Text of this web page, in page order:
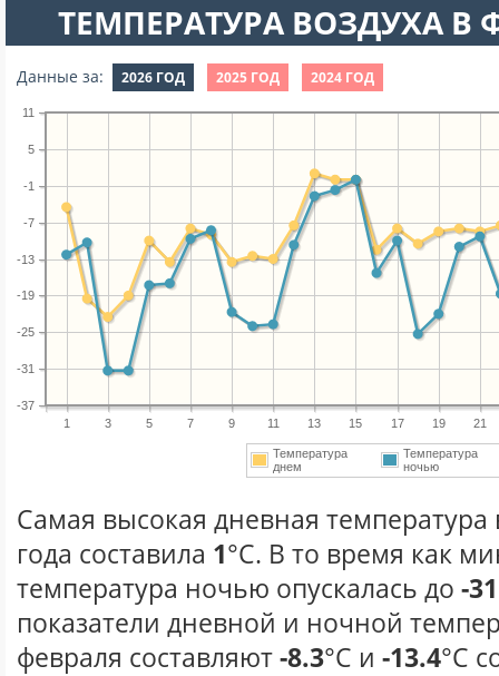
ТЕМПЕРАТУРА ВОЗДУХА В
Данные за: 2026 ГОД 2025 ГОД 2024 ГОД
1 3 5 7 9 11 13 15 17 19 21
-37
-31
-25
-19
-13
-7
-1
5
11
Температура
днем
Температура
ночью
Самая высокая дневная температура
года составила 1°С. В то время как
температура ночью опускалась до -31
показатели дневной и ночной
февраля составляют-8.3°С и -13.4°С